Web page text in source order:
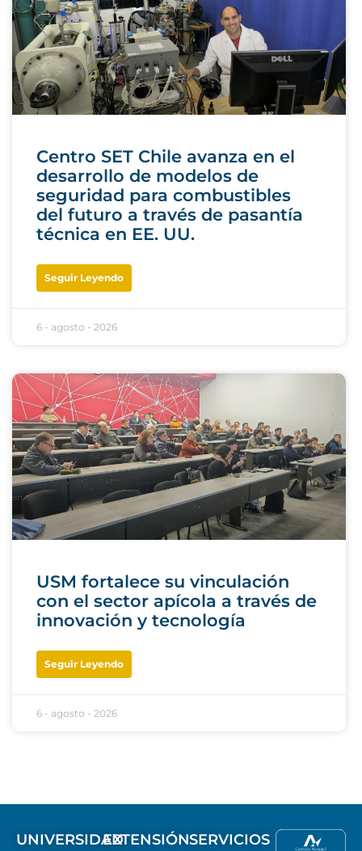
Centro SET Chile avanza en el
desarrollo de modelos de
seguridad para combustibles
del futuro a través de pasantía
técnica en EE. UU.
Seguir Leyendo
6 - agosto - 2026
USM fortalece su vinculación
con el sector apícola a través de
innovación y tecnología
Seguir Leyendo
6 - agosto - 2026
UNIVERSIDADEXTENSIÓNSERVICIOS